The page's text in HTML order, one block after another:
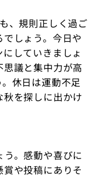
、規則正しく過ご
しょう。今日や
していきましょ
議と集中力が高
休日は運動不足
を探しに出かけ
。感動や喜びに
や投稿にありそ